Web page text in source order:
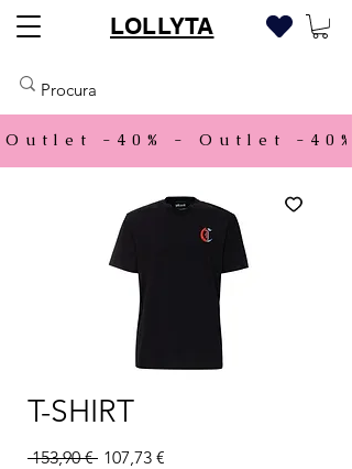
LOLLYTA
Outlet -40% -
T-SHIRT
153,90 € Preço normal
107,73 €